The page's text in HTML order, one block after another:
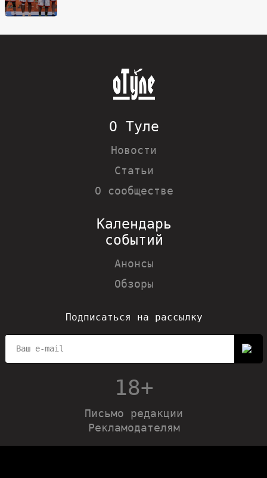
О Туле
Новости
Статьи
О сообществе
Календарь
событий
Анонсы
Обзоры
Подписаться на рассылку
18+
Письмо редакции
Рекламодателям